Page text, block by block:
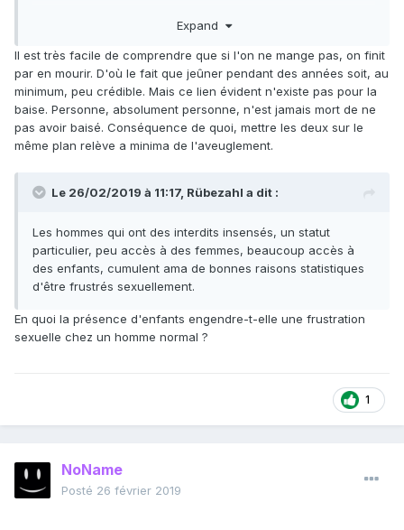
Mais les types qui t'expliquent qu'ils peuvent se passer de
Expand
Il est très facile de comprendre que si l'on ne mange pas, on finit
par en mourir. D'où le fait que jeûner pendant des années soit, au
minimum, peu crédible. Mais ce lien évident n'existe pas pour la
baise. Personne, absolument personne, n'est jamais mort de ne
pas avoir baisé. Conséquence de quoi, mettre les deux sur le
même plan relève a minima de l'aveuglement.
Le 26/02/2019 à 11:17, Rübezahl a dit :
Les hommes qui ont des interdits insensés, un statut
particulier, peu accès à des femmes, beaucoup accès à
des enfants, cumulent ama de bonnes raisons statistiques
d'être frustrés sexuellement.
En quoi la présence d'enfants engendre-t-elle une frustration
sexuelle chez un homme normal ?
1
NoName
Posté 26 février 2019